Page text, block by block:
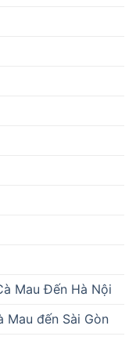
Mau Đến Hà Nội
Mau đến Sài Gòn